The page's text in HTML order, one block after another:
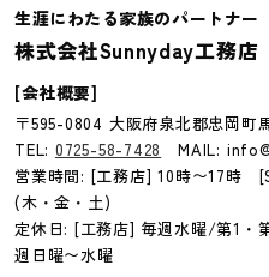
生涯にわたる家族のパートナー
株式会社Sunnyday工務店
[会社概要]
〒595-0804 大阪府泉北郡忠岡町
TEL: 0725-58-7428
MAIL:
営業時間: [工務店] 10時〜17時
(木・金・土)
定休日: [工務店] 毎週水曜/第1
週日曜〜水曜